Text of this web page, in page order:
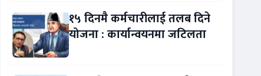
१५ दिनमै कर्मचारीलाई तलब दिने
योजना : कार्यान्वयनमा जटिलता